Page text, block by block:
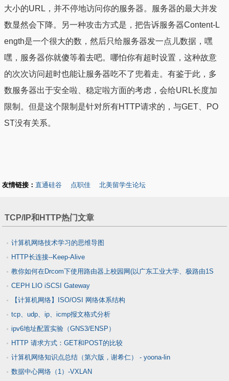
大小的URL，并不停地访问你的服务器。服务器的最大并发
数显然会下降。另一种攻击方式是，把告诉服务器Content-L
ength是一个很大的数，然后只给服务器发一点儿数据，嘿
嘿，服务器你就傻等着去吧。哪怕你有超时设置，这种故意
的次次访问超时也能让服务器吃不了兜着走。有鉴于此，多
数服务器出于安全啦、稳定啦方面的考虑，会给URL长度加
限制。但是这个限制是针对所有HTTP请求的，与GET、PO
ST没有关系。
友情链接： 直通硅谷 点职佳 北美留学生论坛
TCP/IP和HTTP热门文章
计算机网络技术学习的思维导图
HTTP长连接--Keep-Alive
教你如何在Drcom下使用路由器上校园网(以广东工业大学、极路由1S
HC5661A为例)
CEPH LIO iSCSI Gateway
【计算机网络】ISO/OSI 网络体系结构
tcp、udp、ip、icmp报文格式分析
ipv6地址配置实验（GNS3/ENSP）
HTTP 请求方式：GET和POST的比较
计算机网络知识点总结（第六版，谢希仁） - yoona-lin
数据中心网络（1）-VXLAN